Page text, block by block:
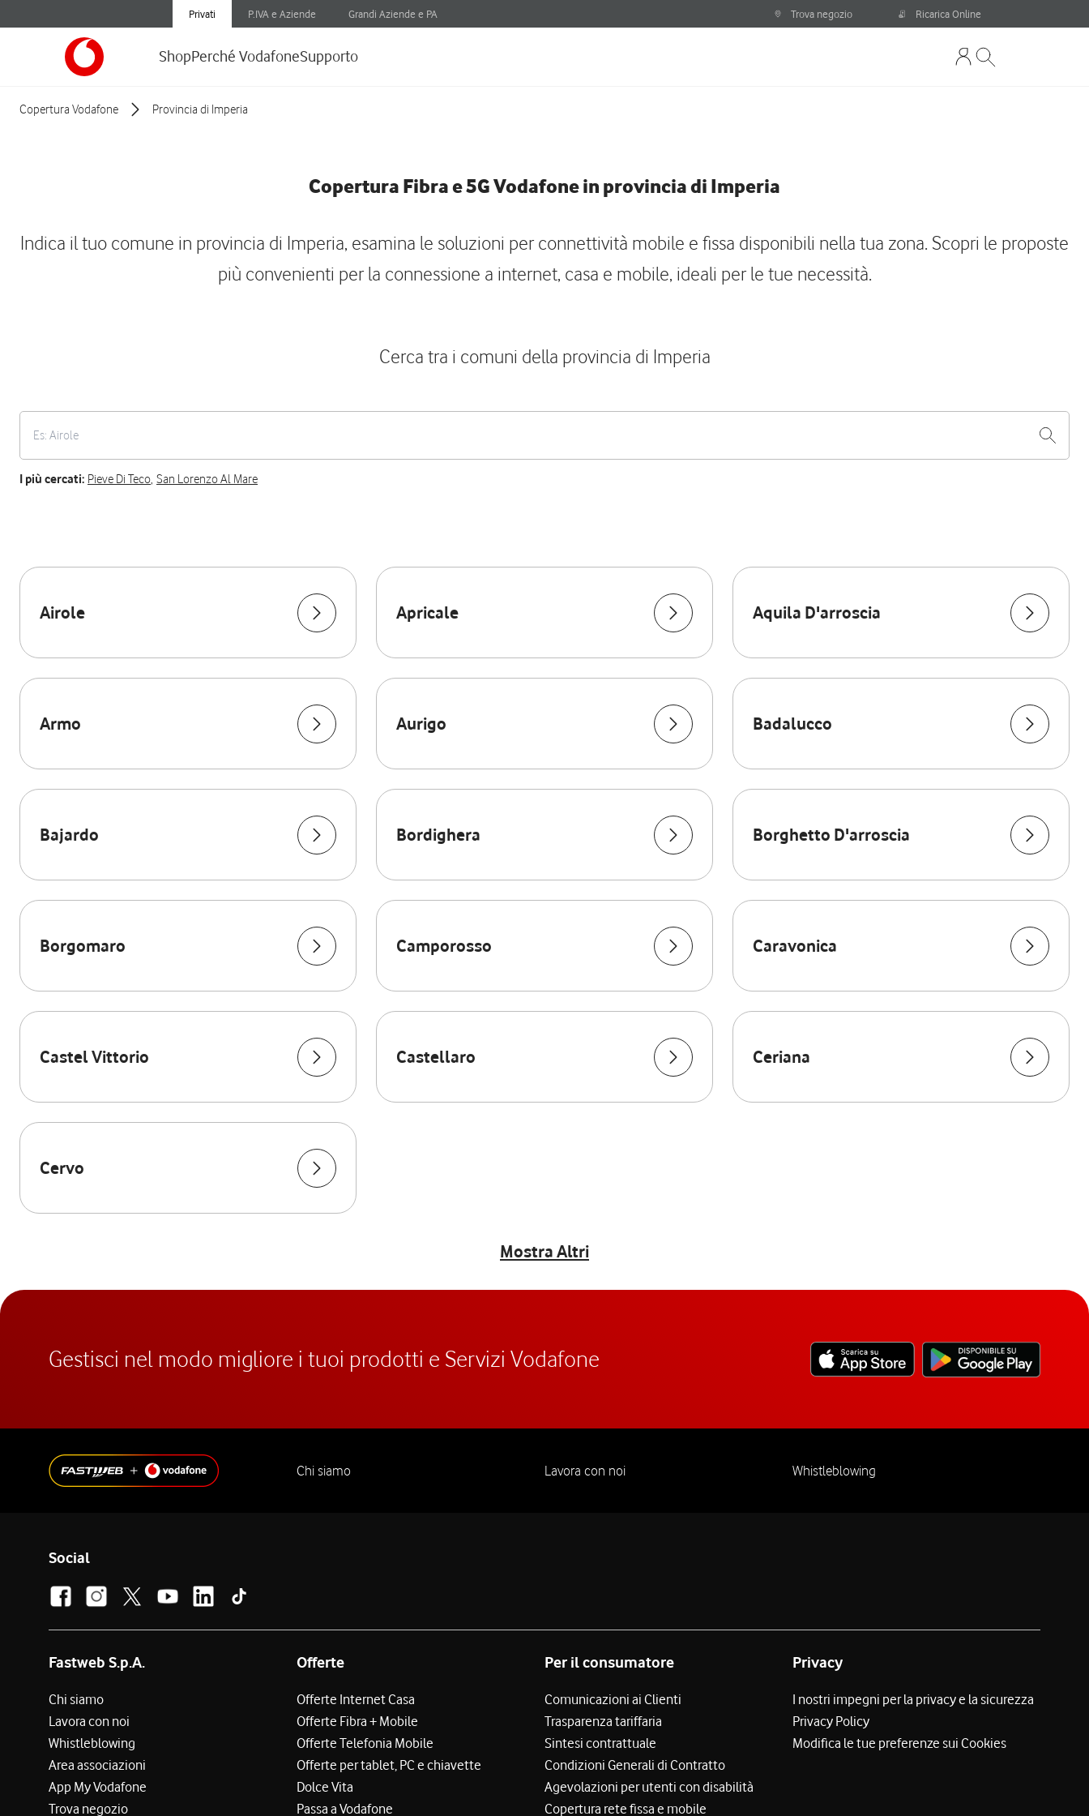
Privati P.IVA e Aziende Grandi Aziende e PA Trova negozio Ricarica Online
ShopPerché VodafoneSupporto
Copertura Vodafone Provincia di Imperia
Copertura Fibra e 5G Vodafone in provincia di Imperia
Indica il tuo comune in provincia di Imperia, esamina le soluzioni per connettività mobile e fissa disponibili nella tua zona. Scopri le proposte
più convenienti per la connessione a internet, casa e mobile, ideali per le tue necessità.
Cerca tra i comuni della provincia di Imperia
I più cercati: Pieve Di Teco, San Lorenzo Al Mare
Airole Apricale Aquila D'arroscia
Armo Aurigo Badalucco
Bajardo Bordighera Borghetto D'arroscia
Borgomaro Camporosso Caravonica
Castel Vittorio Castellaro Ceriana
Cervo
Mostra Altri
Gestisci nel modo migliore i tuoi prodotti e Servizi Vodafone
Chi siamo Lavora con noi Whistleblowing
Social
Fastweb S.p.A.
Chi siamo
Lavora con noi
Whistleblowing
Area associazioni
App My Vodafone
Trova negozio
Offerte
Offerte Internet Casa
Offerte Fibra + Mobile
Offerte Telefonia Mobile
Offerte per tablet, PC e chiavette
Dolce Vita
Passa a Vodafone
Per il consumatore
Comunicazioni ai Clienti
Trasparenza tariffaria
Sintesi contrattuale
Condizioni Generali di Contratto
Agevolazioni per utenti con disabilità
Copertura rete fissa e mobile
Privacy
I nostri impegni per la privacy e la sicurezza
Privacy Policy
Modifica le tue preferenze sui Cookies